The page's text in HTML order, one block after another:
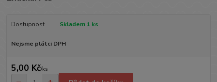
Dostupnost Skladem 1 ks
Nejsme plátci DPH
5,00 Kč/ks